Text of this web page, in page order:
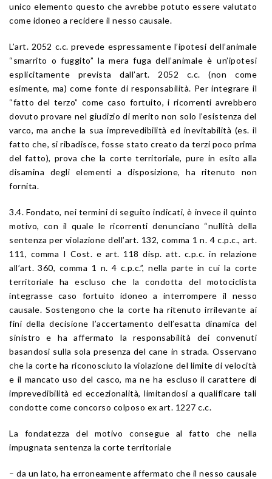
unico elemento questo che avrebbe potuto essere valutato
come idoneo a recidere il nesso causale.
L’art. 2052 c.c. prevede espressamente l’ipotesi dell’animale
“smarrito o fuggito” la mera fuga dell’animale è un’ipotesi
esplicitamente prevista dall’art. 2052 c.c. (non come
esimente, ma) come fonte di responsabilità. Per integrare il
“fatto del terzo” come caso fortuito, i ricorrenti avrebbero
dovuto provare nel giudizio di merito non solo l’esistenza del
varco, ma anche la sua imprevedibilità ed inevitabilità (es. il
fatto che, si ribadisce, fosse stato creato da terzi poco prima
del fatto), prova che la corte territoriale, pure in esito alla
disamina degli elementi a disposizione, ha ritenuto non
fornita.
3.4. Fondato, nei termini di seguito indicati, è invece il quinto
motivo, con il quale le ricorrenti denunciano “nullità della
sentenza per violazione dell’art. 132, comma 1 n. 4 c.p.c.,art.
111 , comma I Cost. e art. 118 disp. att. c.p.c. in relazione
all’art. 360, comma 1 n. 4 c.p.c.”, nella parte in cui la corte
territoriale ha escluso che la condotta del motociclista
integrasse caso fortuito idoneo a interrompere il nesso
causale. Sostengono che la corte ha ritenuto irrilevante ai
fini della decisione l’accertamento dell’esatta dinamica del
sinistro e ha affermato la responsabilità dei convenuti
basandosi sulla sola presenza del cane in strada. Osservano
che la corte ha riconosciuto la violazione del limite di velocità
e il mancato uso del casco, ma ne ha escluso il carattere di
imprevedibilità ed eccezionalità, limitandosi a qualificare tali
condotte come concorso colposo ex art. 1227 c.c.
La fondatezza del motivo consegue al fatto che nella
impugnata sentenza la corte territoriale
– da un lato, ha erroneamente affermato che il nesso causale